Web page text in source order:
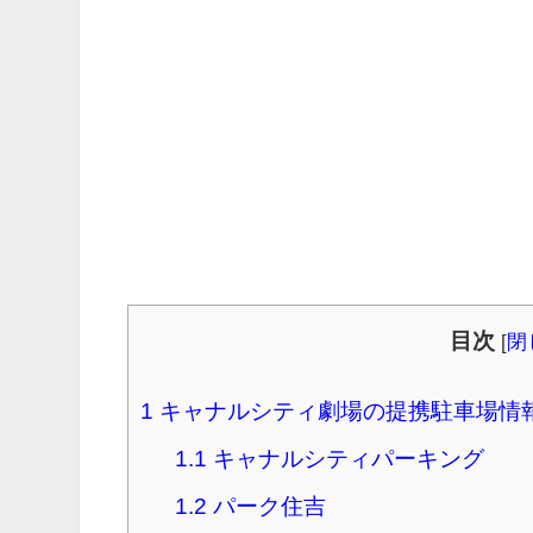
目次 [閉
1 キャナルシティ劇場の提携駐車場情
1.1 キャナルシティパーキング
1.2 パーク住吉